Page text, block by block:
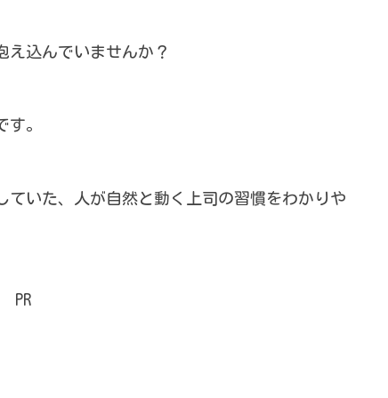
え込んでいませんか？
。
いた、人が自然と動く上司の習慣をわかりや
PR